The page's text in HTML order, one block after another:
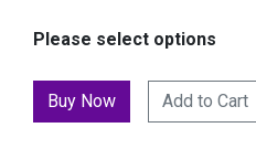
Please select options
Add to Cart